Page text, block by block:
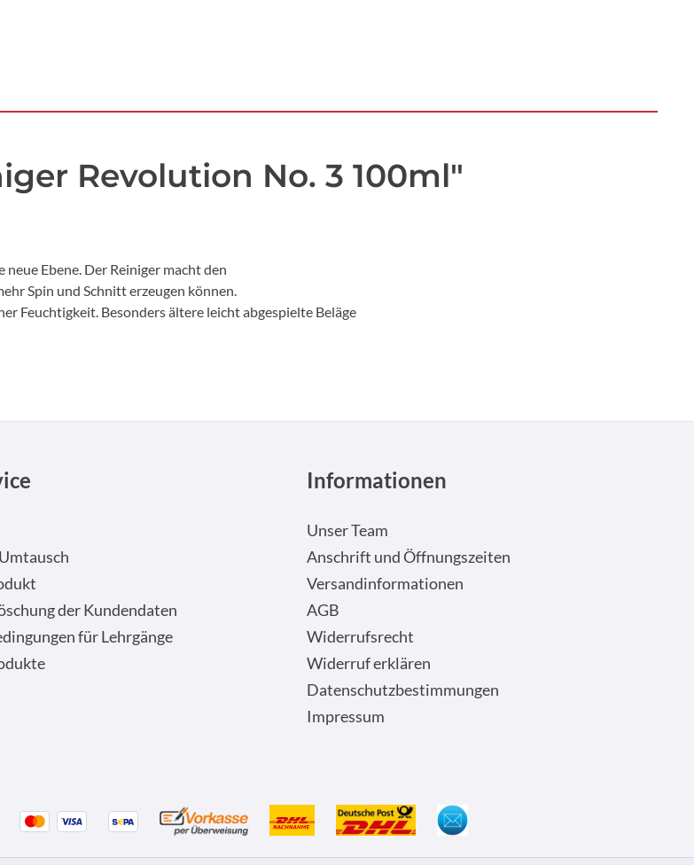
Revolution No. 3 100ml"
Ebene. Der Reiniger macht den
Spin und Schnitt erzeugen können.
Feuchtigkeit. Besonders ältere leicht abgespielte Beläge
der Kundendaten
für Lehrgänge
Informationen
Unser Team
Anschrift und Öffnungszeiten
Versandinformationen
AGB
Widerrufsrecht
Widerruf erklären
Datenschutzbestimmungen
Impressum